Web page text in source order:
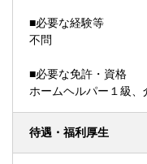
■必要な経験等
不問
■必要な免許・資格
ホームヘルパー１級
待遇・福利厚生